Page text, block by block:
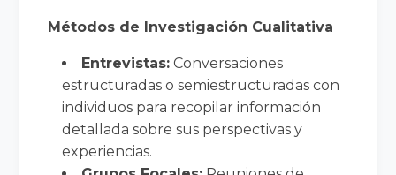
Métodos de Investigación Cualitativa
Entrevistas: Conversaciones
estructuradas o semiestructuradas con
individuos para recopilar información
detallada sobre sus perspectivas y
experiencias.